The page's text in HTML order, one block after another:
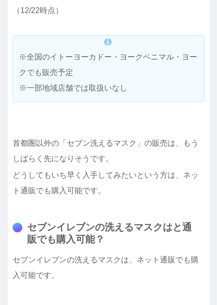
（12/22時点）
※全国のイトーヨーカドー・ヨークベニマル・ヨー
クでも販売予定
※一部地域店舗では取扱いなし
首都圏以外の「セブン洗えるマスク」の販売は、もう
しばらく先になりそうです。
どうしてもいち早く入手してみたいという方は、ネッ
ト通販でも購入可能です。
セブンイレブンの洗えるマスクはと通
販でも購入可能？
セブンイレブンの洗えるマスクは、ネット通販でも購
入可能です。